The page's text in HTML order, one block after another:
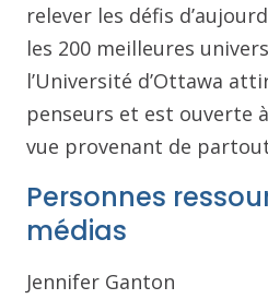
relever les défis
les 200 meilleures
l’Université d’Ottawa
penseurs et est ouverte
vue provenant de
Personnes
médias
Jennifer Ganton